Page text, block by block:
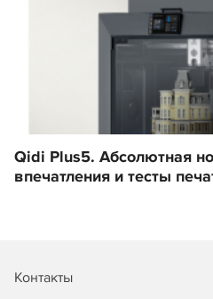
Qidi Plus5. Абсолютная
впечатления и тесты
Контакты